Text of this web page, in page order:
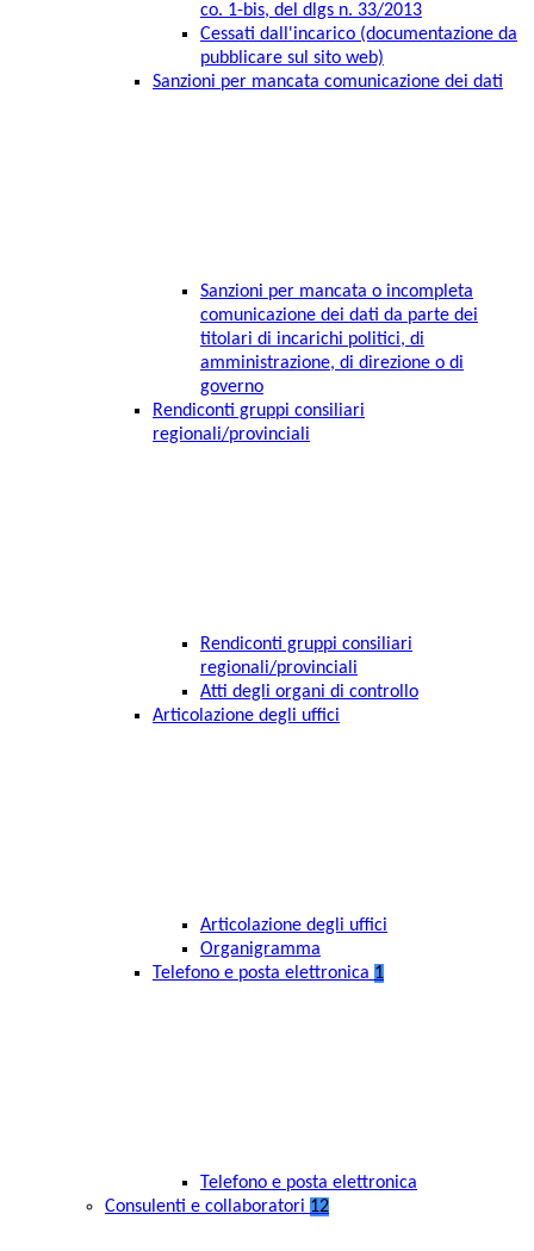
co. 1-bis, del dlgs n. 33/2013
Cessati dall'incarico (documentazione da
pubblicare sul sito web)
Sanzioni per mancata comunicazione dei dati
Sanzioni per mancata o incompleta
comunicazione dei dati da parte dei
titolari di incarichi politici, di
amministrazione, di direzione o di
governo
Rendiconti gruppi consiliari
regionali/provinciali
Rendiconti gruppi consiliari
regionali/provinciali
Atti degli organi di controllo
Articolazione degli uffici
Articolazione degli uffici
Organigramma
Telefono e posta elettronica 1
Telefono e posta elettronica
Consulenti e collaboratori 12